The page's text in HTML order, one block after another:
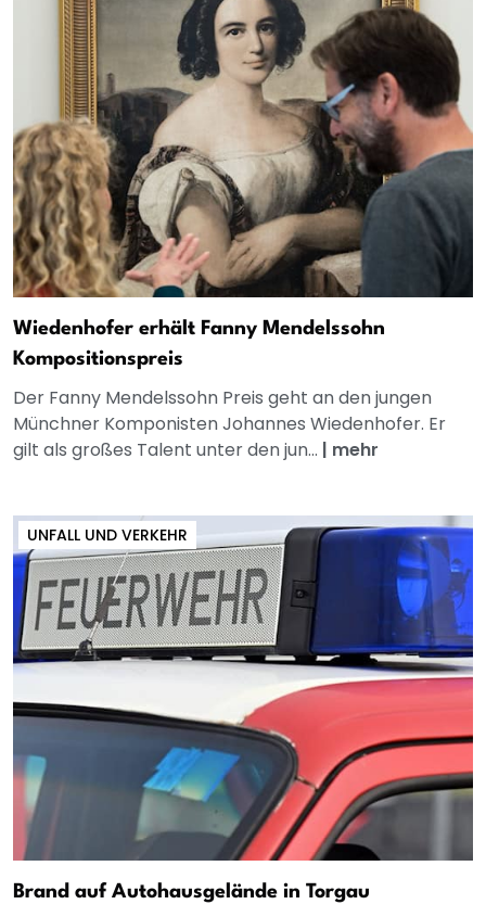
Wiedenhofer erhält Fanny Mendelssohn
Kompositionspreis
Der Fanny Mendelssohn Preis geht an den jungen
Münchner Komponisten Johannes Wiedenhofer. Er
gilt als großes Talent unter den jun... | mehr
UNFALL UND VERKEHR
Brand auf Autohausgelände in Torgau